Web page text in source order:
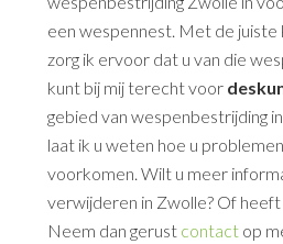
een wespennest. Met de juiste
zorg ik ervoor dat u van die
kunt bij mij terecht voor
gebied van wespenbestrijding
laat ik u weten hoe u
voorkomen. Wilt u meer
verwijderen in Zwolle? Of heeft
Neem dan gerust contact op